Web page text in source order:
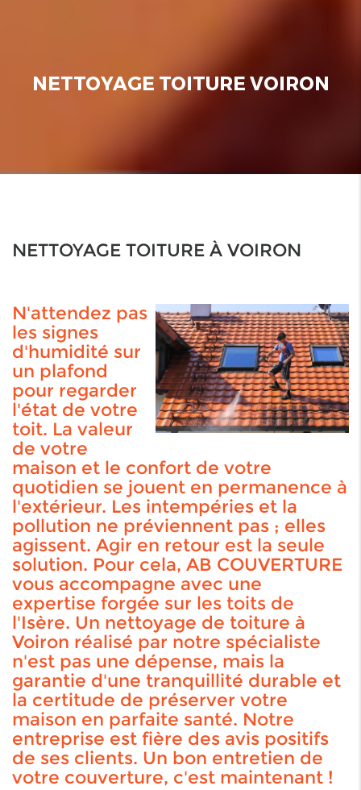
NETTOYAGE TOITURE VOIRON
NETTOYAGE TOITURE À VOIRON
N'attendez pas
les signes
d'humidité sur
un plafond
pour regarder
l'état de votre
toit. La valeur
de votre
maison et le confort de votre
quotidien se jouent en permanence à
l'extérieur. Les intempéries et la
pollution ne préviennent pas ; elles
agissent. Agir en retour est la seule
solution. Pour cela, AB COUVERTURE
vous accompagne avec une
expertise forgée sur les toits de
l'Isère. Un nettoyage de toiture à
Voiron réalisé par notre spécialiste
n'est pas une dépense, mais la
garantie d'une tranquillité durable et
la certitude de préserver votre
maison en parfaite santé. Notre
entreprise est fière des avis positifs
de ses clients. Un bon entretien de
votre couverture, c'est maintenant !